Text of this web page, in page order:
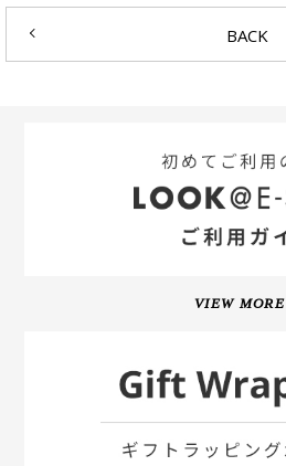
BACK
VIEW MORE